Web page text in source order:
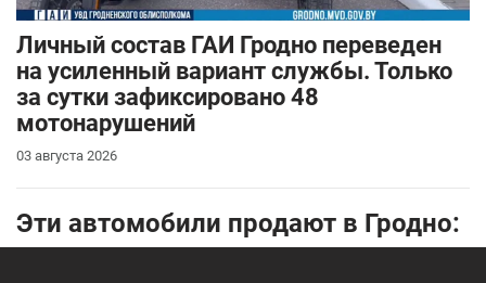
Личный состав ГАИ Гродно переведен
на усиленный вариант службы. Только
за сутки зафиксировано 48
мотонарушений
03 августа 2026
Эти автомобили продают в Гродно: